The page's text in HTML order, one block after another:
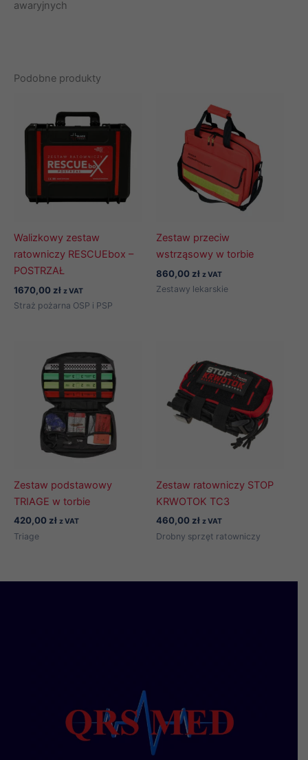
awaryjnych
Podobne produkty
Walizkowy zestaw
ratowniczy RESCUEbox –
POSTRZAŁ
1670,00 zł z VAT
Straż pożarna OSP i PSP
Zestaw przeciw
wstrząsowy w torbie
860,00 zł z VAT
Zestawy lekarskie
Zestaw podstawowy
TRIAGE w torbie
420,00 zł z VAT
Triage
Zestaw ratowniczy STOP
KRWOTOK TC3
460,00 zł z VAT
Drobny sprzęt ratowniczy